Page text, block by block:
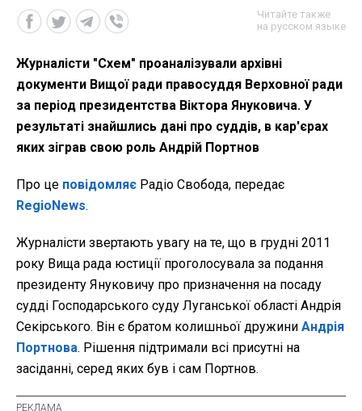
Читайте также
на русском языке
Журналісти "Схем" проаналізували архівні
документи Вищої ради правосуддя Верховної ради
за період президентства Віктора Януковича. У
результаті знайшлись дані про суддів, в кар'єрах
яких зіграв свою роль Андрій Портнов
Про це повідомляє Радіо Свобода, передає
RegioNews.
Журналісти звертають увагу на те, що в грудні 2011
року Вища рада юстиції проголосувала за подання
президенту Януковичу про призначення на посаду
судді Господарського суду Луганської області Андрія
Секірського. Він є братом колишньої дружини Андрія
Портнова. Рішення підтримали всі присутні на
засіданні, серед яких був і сам Портнов.